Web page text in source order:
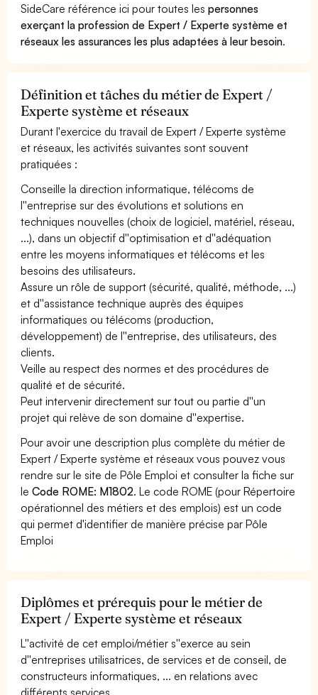
SideCare référence ici pour toutes lespersonnes
exerçant la profession de Expert / Experte système et
réseaux les assurances les plus adaptées à leur besoin.
Définition et tâches du métier de Expert /
Experte système et réseaux
Durant l'exercice du travail de Expert / Experte système
et réseaux, les activités suivantes sont souvent
pratiquées :
Conseille la direction informatique, télécoms de
l''entreprise sur des évolutions et solutions en
techniques nouvelles (choix de logiciel, matériel, réseau,
...), dans un objectif d''optimisation et d''adéquation
entre les moyens informatiques et télécoms et les
besoins des utilisateurs.
Assure un rôle de support (sécurité, qualité, méthode, ...)
et d''assistance technique auprès des équipes
informatiques ou télécoms (production,
développement) de l''entreprise, des utilisateurs, des
clients.
Veille au respect des normes et des procédures de
qualité et de sécurité.
Peut intervenir directement sur tout ou partie d''un
projet qui relève de son domaine d''expertise.
Pour avoir une description plus complète du métier de
Expert / Experte système et réseaux vous pouvez vous
rendre sur le site de Pôle Emploi et consulter la fiche sur
leCode ROME: M1802. Le code ROME (pour Répertoire
opérationnel des métiers et des emplois) est un code
qui permet d'identifier de manière précise par Pôle
Emploi
Diplômes et prérequis pour le métier de
Expert / Experte système et réseaux
L''activité de cet emploi/métier s''exerce au sein
d''entreprises utilisatrices, de services et de conseil, de
constructeurs informatiques, ... en relations avec
différents services